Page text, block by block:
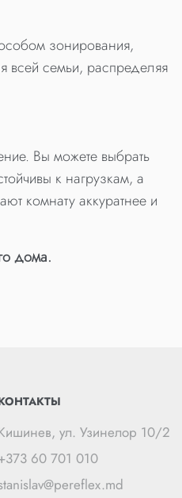
зонирования,
всей семьи, распределяя
Вы можете выбрать
к нагрузкам, а
комнату аккуратнее и
дома.
ул. Узинелор 10/2
60 701 010